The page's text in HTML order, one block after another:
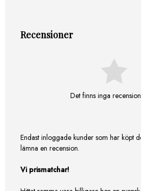
Recensioner
Det finns inga
Endast inloggade kunder som har köpt
lämna en recension.
Vi prismatchar!